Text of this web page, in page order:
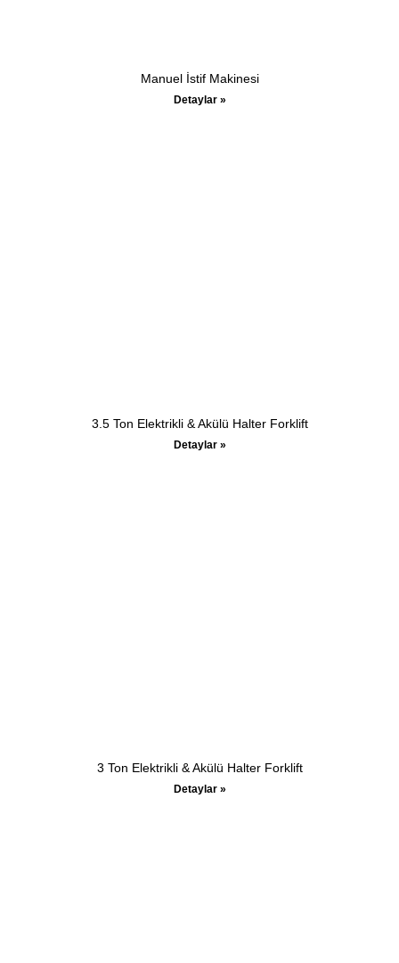
Manuel İstif Makinesi
Detaylar »
3.5 Ton Elektrikli & Akülü Halter Forklift
Detaylar »
3 Ton Elektrikli & Akülü Halter Forklift
Detaylar »